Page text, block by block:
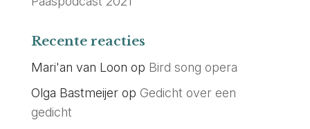
Recente reacties
Mari'an van Loon op Bird song opera
Olga Bastmeijerop Gedicht over een
gedicht